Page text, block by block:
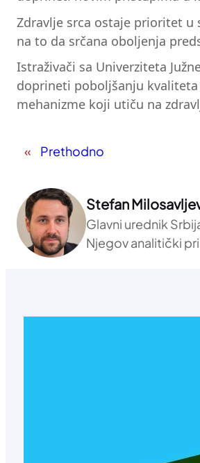
Zdravlje srca ostaje prioritet u
na to da srčana oboljenja
Istraživači sa Univerziteta
doprineti poboljšanju kvaliteta
mehanizme koji utiču na
« Prethodno
Stefan
Glavni urednik
Njegov analitički